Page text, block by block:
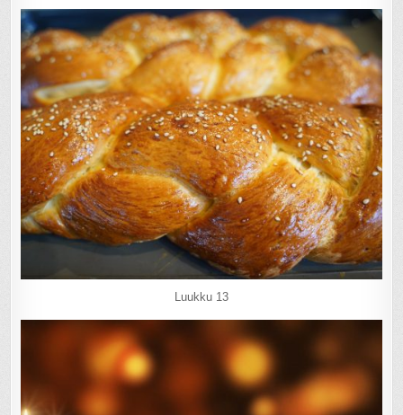
Luukku 13